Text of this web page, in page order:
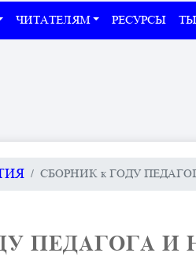
ЧИТАТЕЛЯМ РЕСУРСЫ
СБОРНИК к ГОДУ
ПЕДАГОГА И